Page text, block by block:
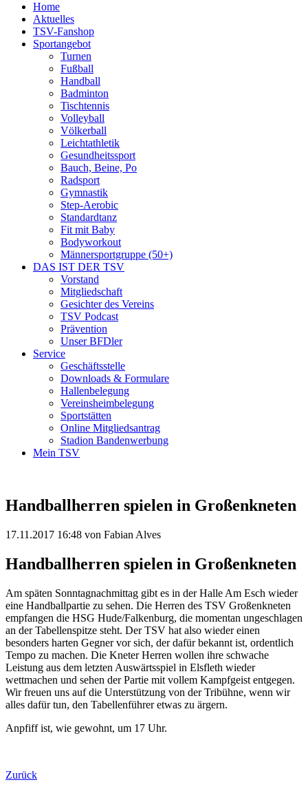
Home
Aktuelles
TSV-Fanshop
Sportangebot
Turnen
Fußball
Handball
Badminton
Tischtennis
Volleyball
Völkerball
Leichtathletik
Gesundheitssport
Bauch, Beine, Po
Radsport
Gymnastik
Step-Aerobic
Standardtanz
Fit mit Baby
Bodyworkout
Männersportgruppe (50+)
DAS IST DER TSV
Vorstand
Mitgliedschaft
Gesichter des Vereins
TSV Podcast
Prävention
Unser BFDler
Service
Geschäftsstelle
Downloads & Formulare
Hallenbelegung
Vereinsheimbelegung
Sportstätten
Online Mitgliedsantrag
Stadion Bandenwerbung
Mein TSV
Handballherren spielen in Großenkneten
17.11.2017 16:48 von Fabian Alves
Handballherren spielen in Großenkneten
Am späten Sonntagnachmittag gibt es in der Halle Am Esch wieder
eine Handballpartie zu sehen. Die Herren des TSV Großenkneten
empfangen die HSG Hude/Falkenburg, die momentan ungeschlagen
an der Tabellenspitze steht. Der TSV hat also wieder einen
besonders harten Gegner vor sich, der dafür bekannt ist, ordentlich
Tempo zu machen. Die Kneter Herren wollen ihre schwache
Leistung aus dem letzten Auswärtsspiel in Elsfleth wieder
wettmachen und sehen der Partie mit vollem Kampfgeist entgegen.
Wir freuen uns auf die Unterstützung von der Tribühne, wenn wir
alles dafür tun, den Tabellenführer etwas zu ärgern.
Anpfiff ist, wie gewohnt, um 17 Uhr.
Zurück